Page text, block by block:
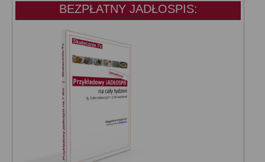
BEZPŁATNY JADŁOSPIS: